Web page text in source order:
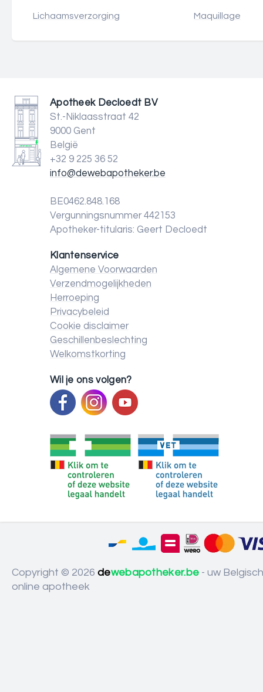
Lichaamsverzorging Maquillage
Apotheek Decloedt BV
St.-Niklaasstraat 42
9000 Gent
België
+32 9 225 36 52
info@dewebapotheker.be
BE0462.848.168
Vergunningsnummer 442153
Apotheker-titularis: Geert Decloedt
Klantenservice
Algemene Voorwaarden
Verzendmogelijkheden
Herroeping
Privacybeleid
Cookie disclaimer
Geschillenbeslechting
Welkomstkorting
Wil je ons volgen?
Copyright © 2026 dewebapotheker.be - uw
online apotheek